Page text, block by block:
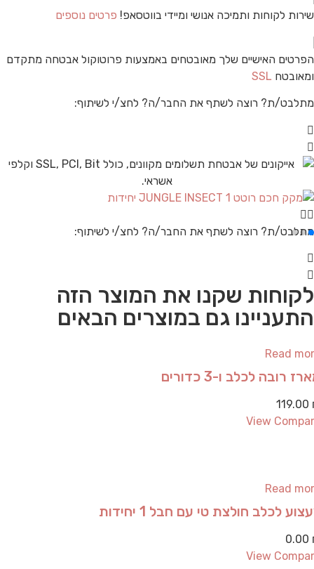
שירות לקוחות ותמיכה אנושי ומיידי בווטסאפ! פרטים נוספים
הפרטים האישיים שלך מאובטחים באמצעות פרוטוקול אבטחה מתקדם
ומאובטח SSL
מתלבט/ת? רוצה לשתף את החבר/ה? לחצ/י לשיתוף:
מתלבט/ת? רוצה לשתף את החבר/ה? לחצ/י לשיתוף:
לקוחות שקנו את המוצר הזה
התעניינו גם במוצרים הבאים
Read
רובה לכלב ו-3 כדורים
119.00
View
Read
לכלב חולצת טי עם חבל 1 יחידות
0.00
View